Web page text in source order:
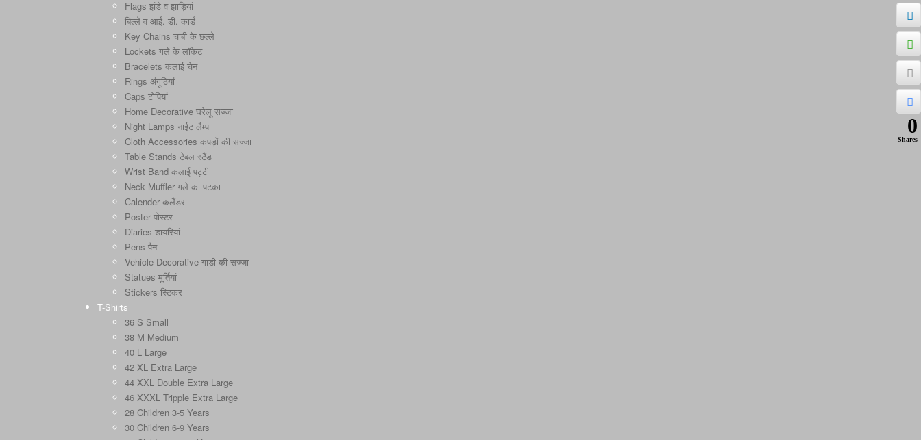
Flags झंडे व झाड़ियां
बिल्ले व आई. डी. कार्ड
Key Chains चाबी के छल्ले
Lockets गले के लॉकेट
Bracelets कलाई चेन
Rings अंगूठियां
Caps टोपियां
Home Decorative घरेलू सज्जा
Night Lamps नाईट लैम्प
Cloth Accessories कपड़ों की सज्जा
Table Stands टेबल स्टैंड
Wrist Band कलाई पट्टी
Neck Muffler गले का पटका
Calender कलैंडर
Poster पोस्टर
Diaries डायरियां
Pens पैन
Vehicle Decorative गाडी की सज्जा
Statues मूर्तियां
Stickers स्टिकर
T-Shirts
36 S Small
38 M Medium
40 L Large
42 XL Extra Large
44 XXL Double Extra Large
46 XXXL Tripple Extra Large
28 Children 3-5 Years
30 Children 6-9 Years
0
Shares